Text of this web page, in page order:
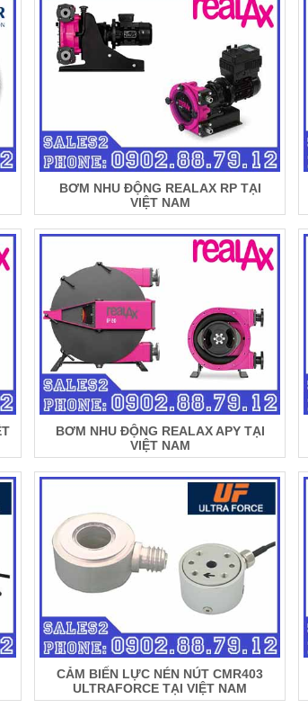
BƠM NHU ĐỘNG REALAX RP TẠI
VIỆT NAM
BƠM NHU ĐỘNG REALAX APY TẠI
VIỆT NAM
CẢM BIẾN LỰC NÉN NÚT CMR403
ULTRAFORCE TẠI VIỆT NAM